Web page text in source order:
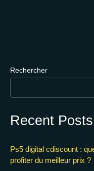
Rechercher
Recent Posts
Ps5 digital cdiscount :
profiter du meilleur prix ?